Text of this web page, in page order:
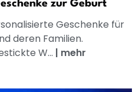
zur Geburt
Geschenke für
deren Familien.
W... | mehr